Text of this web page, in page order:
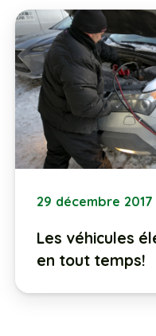
29 décembre 2017
Les véhicules
en tout temps!